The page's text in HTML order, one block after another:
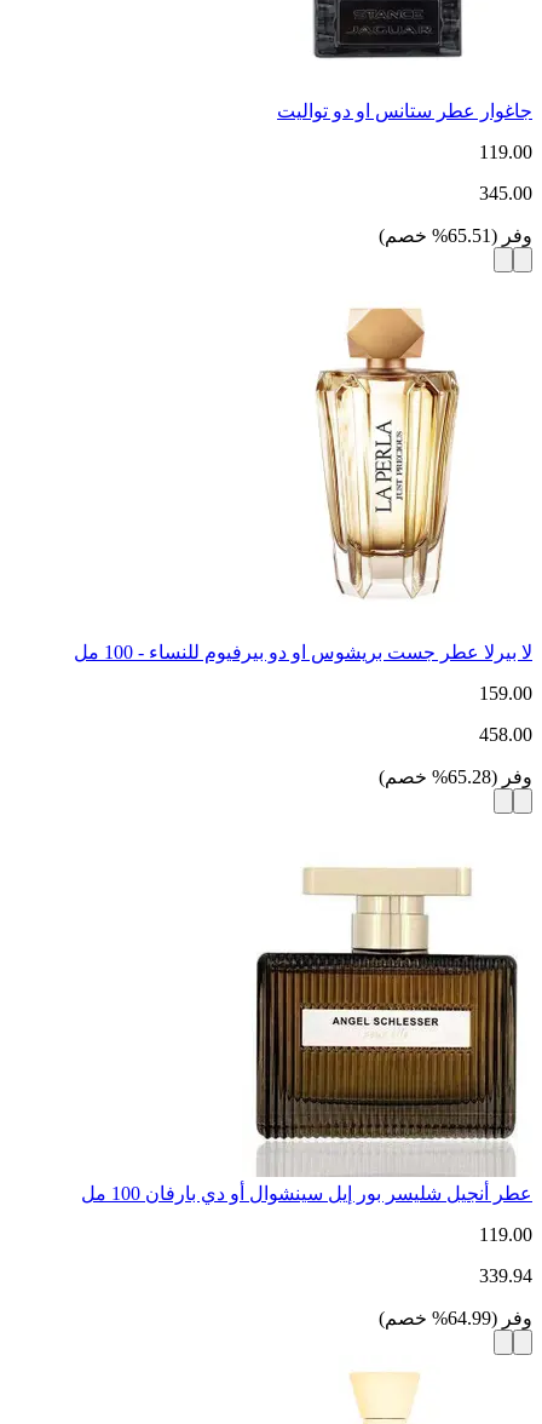
جاغوار عطر ستانس او دو تواليت
119.00
345.00
وفر (
65.51
% خصم)
لا بيرلا عطر جست بريشوس او دو بيرفيوم للنساء - 100 مل
159.00
458.00
وفر (
65.28
% خصم)
عطر أنجيل شليسر بور إيل سينشوال أو دي بارفان 100 مل
119.00
339.94
وفر (
64.99
% خصم)